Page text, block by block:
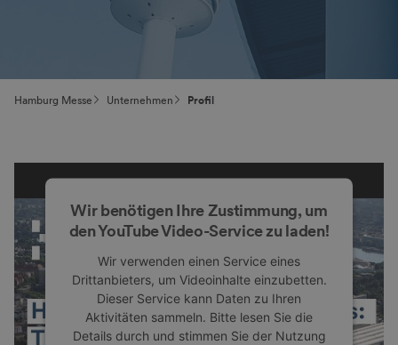
Hamburg Messe Unternehmen Profil
Wir benötigen Ihre Zustimmung, um
den YouTube Video-Service zu laden!
Wir verwenden einen Service eines
Drittanbieters, um Videoinhalte einzubetten.
Dieser Service kann Daten zu Ihren
Aktivitäten sammeln. Bitte lesen Sie die
Details durch und stimmen Sie der Nutzung